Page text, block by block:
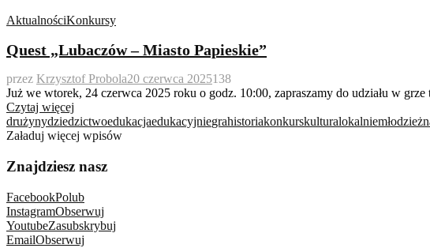
AktualnościKonkursy
Quest „Lubaczów – Miasto Papieskie”
przez Krzysztof Probola20 czerwca 2025138
Już we wtorek, 24 czerwca 2025 roku o godz. 10:00, zapraszamy do udziału w
Czytaj więcej
drużynydziedzictwoedukacjaedukacyjniegrahistoriakonkurskulturalokalniemłodzież
Załaduj więcej wpisów
Znajdziesz nasz
FacebookPolub
InstagramObserwuj
YoutubeZasubskrybuj
EmailObserwuj